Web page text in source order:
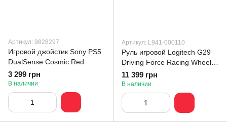
Артикул: 9828297
Игровой джойстик Sony PS5
DualSense Cosmic Red
3 299 грн
В наличии
Артикул: L941-000110
Руль игровой Logitech G29
Driving Force Racing Wheel
(941-000110, 941-000112)
11 399 грн
В наличии